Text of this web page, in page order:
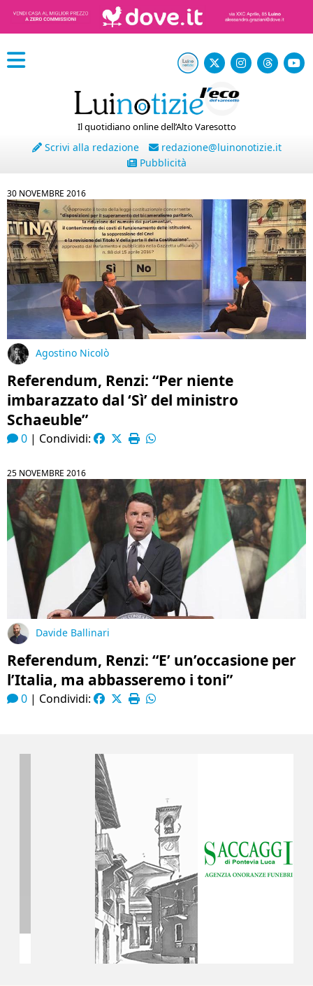
Il quotidiano online dell’Alto Varesotto
Scrivi alla redazione
redazione@luinonotizie.it
Pubblicità
30 NOVEMBRE 2016
Agostino Nicolò
Referendum, Renzi: “Per niente
imbarazzato dal ‘Sì’ del ministro
Schaeuble”
0 | Condividi:
25 NOVEMBRE 2016
Davide Ballinari
Referendum, Renzi: “E’ un’occasione per
l’Italia, ma abbasseremo i toni”
0 | Condividi: